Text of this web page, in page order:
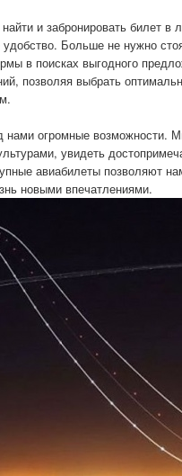
и забронировать билет в
Больше не нужно
в поисках выгодного
позволяя выбрать
нами огромные возможности.
увидеть
авиабилеты позволяют
новыми впечатлениями.